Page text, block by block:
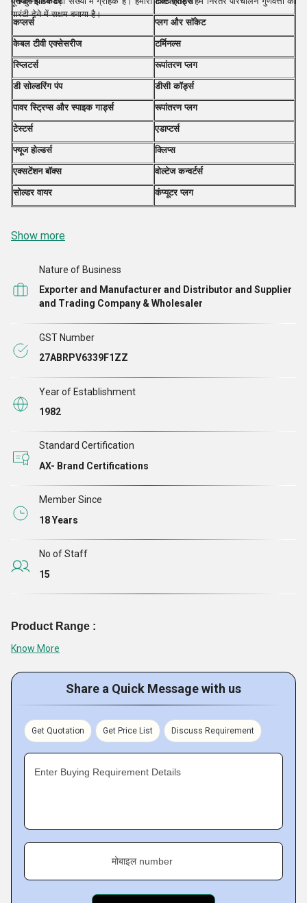
गारंटी देने में सक्षम बनाया है।
कप्लर्स प्लग और सॉकेट
केबल टीवी एक्सेसरीज टर्मिनल्स
स्प्लिटर्स रूपांतरण प्लग
डी सोल्डरिंग पंप डीसी कॉर्ड्स
पावर स्ट्रिप्स और स्पाइक गार्ड्स रूपांतरण प्लग
टेस्टर्स एडाप्टर्स
फ्यूज होल्डर्स क्लिप्स
एक्सटेंशन बॉक्स वोल्टेज कन्वर्टर्स
सोल्डर वायर कंप्यूटर प्लग
Show more
Nature of Business
Exporter and Manufacturer and Distributor and Supplier
and Trading Company & Wholesaler
GST Number
27ABRPV6339F1ZZ
Year of Establishment
1982
Standard Certification
AX- Brand Certifications
Member Since
18 Years
No of Staff
15
Product Range :
Know More
Share a Quick Message with us
Get Quotation Get Price List Discuss Requirement
Enter Buying Requirement Details
मोबाइल number